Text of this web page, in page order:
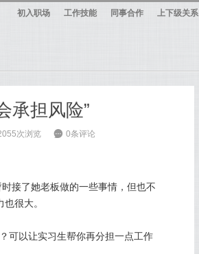
初入职场 工作技能 同事合作 上下级关系
承担风险”
次浏览 6 0条评论
接了她老板做的一些事情，但也不
很大。
可以让实习生帮你再分担一点工作